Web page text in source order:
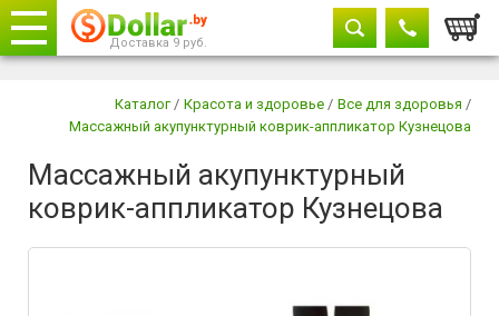
+375 29882-11-33
Доставка 9 руб.
Каталог / Красота и здоровье / Все для здоровья /
Массажный акупунктурный коврик-аппликатор Кузнецова
Массажный акупунктурный
коврик-аппликатор Кузнецова